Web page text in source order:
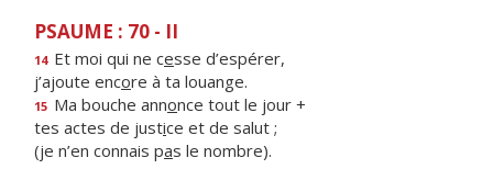
PSAUME : 70 - II
14 Et moi qui ne cesse d’espérer,
j’ajoute encore à ta louange.
15 Ma bouche annonce tout le jour +
tes actes de justice et de salut ;
(je n’en connais pas le nombre).